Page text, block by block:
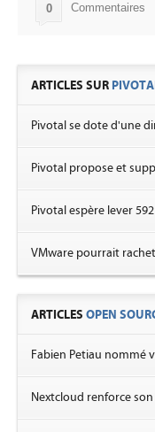
0 Commentaires
ARTICLES SUR
Pivotal se dote d'une
Pivotal propose et
Pivotal espère lever
VMware pourrait
ARTICLES OPEN
Fabien Petiau nommé
Nextcloud renforce